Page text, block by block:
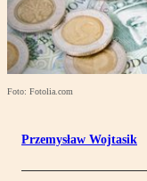
Foto: Fotolia.com
Przemysław Wojtasik